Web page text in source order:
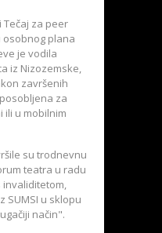
Tečaj za peer
osobnog plana
je vodila
iz Nizozemske,
završenih
za
ili u mobilnim
su trodnevnu
teatra u radu
invaliditetom,
SUMSI u sklopu
način".